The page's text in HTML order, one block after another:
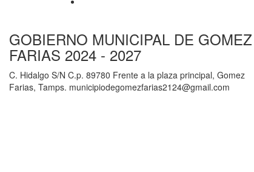
GOBIERNO MUNICIPAL DE GOMEZ
FARIAS 2024 - 2027
C. Hidalgo S/N C.p. 89780 Frente a la plaza principal, Gomez
Farias, Tamps. municipiodegomezfarias2124@gmail.com